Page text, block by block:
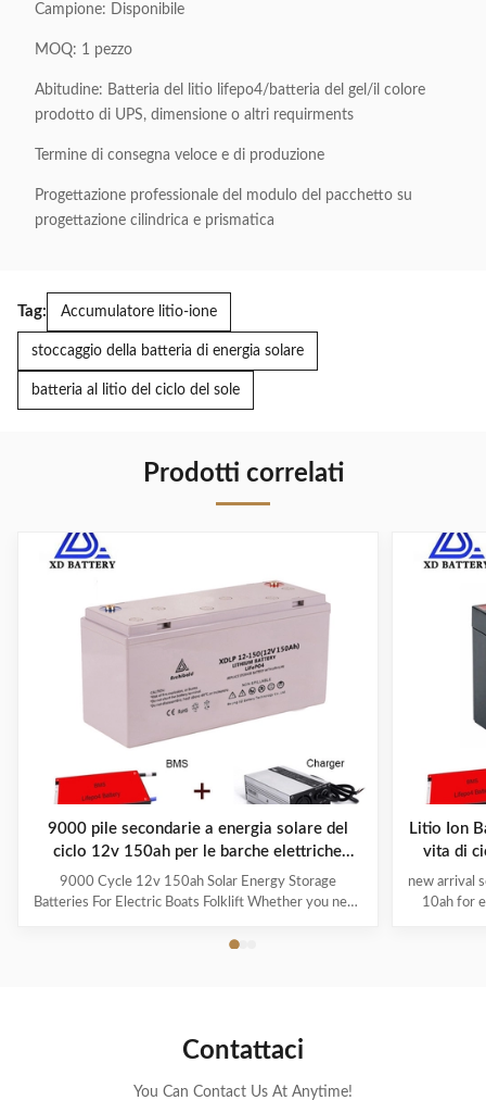
Campione: Disponibile
MOQ: 1 pezzo
Abitudine: Batteria del litio lifepo4/batteria del gel/il colore
prodotto di UPS, dimensione o altri requirments
Termine di consegna veloce e di produzione
Progettazione professionale del modulo del pacchetto su
progettazione cilindrica e prismatica
Tag: Accumulatore litio-ione
stoccaggio della batteria di energia solare
batteria al litio del ciclo del sole
Prodotti correlati
9000 pile secondarie a energia solare del
ciclo 12v 150ah per le barche elettriche
Folklift
9000 Cycle 12v 150ah Solar Energy Storage
Batteries For Electric Boats Folklift Whether you need
and Wind power generator system; a consistent ride
your Deep Cycle application. ATTENTION: We can
Litio Ion
vita di
new arrival
10ah for
Contattaci
You Can Contact Us At Anytime!